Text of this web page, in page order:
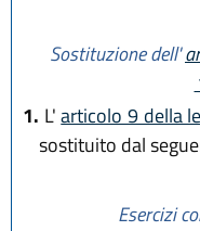
Sostituzione dell'
1. L'articolo 9 della
sostituito dal
Esercizi